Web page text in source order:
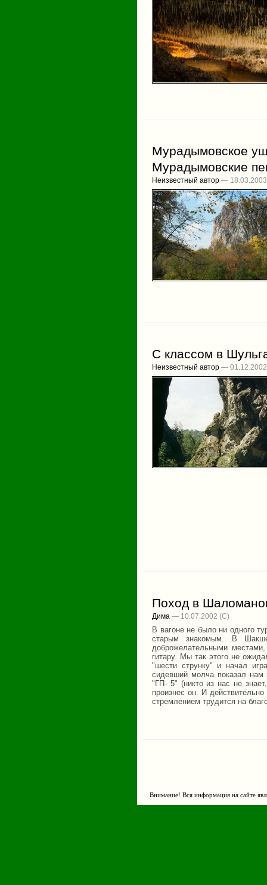
Мурадымовское
Мурадымовские
Неизвестный автор — 18.03.2003
С классом в
Неизвестный автор — 01.12.2002
Поход в
Дима — 10.07.2002
В вагоне не было ни одного
старым знакомым. В
доброжелательными
гитару. Мы так этого не
"шести струнку" и начал
сидевший молча показал нам
"ГП- 5" (никто из нас не
произнес он. И
стремлением трудится на
Внимание! Вся информация на сайте